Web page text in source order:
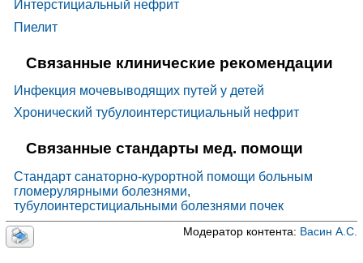
Интерстициальный нефрит
Пиелит
Связанные клинические рекомендации
Инфекция мочевыводящих путей у детей
Хронический тубулоинтерстициальный нефрит
Связанные стандарты мед. помощи
Стандарт санаторно-курортной помощи больным
гломерулярными болезнями,
тубулоинтерстициальными болезнями почек
Модератор контента: Васин А.С.